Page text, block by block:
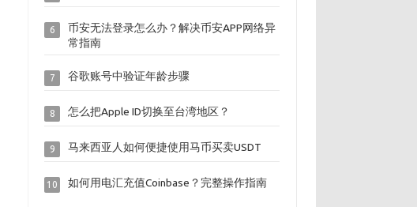
6
币安无法登录怎么办？解决币安APP网络异
常指南
7 谷歌账号中验证年龄步骤
8 怎么把Apple ID切换至台湾地区？
9 马来西亚人如何便捷使用马币买卖USDT
10 如何用电汇充值Coinbase？完整操作指南